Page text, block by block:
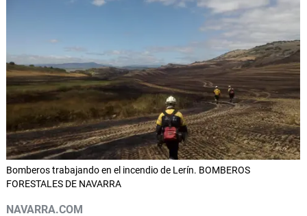
Bomberos trabajando en el incendio de Lerín. BOMBEROS
FORESTALES DE NAVARRA
NAVARRA.COM